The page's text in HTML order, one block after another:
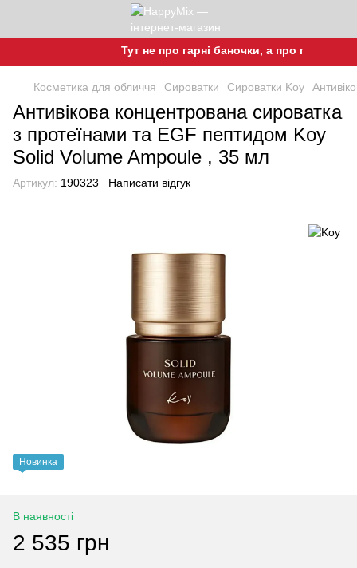
Тут не про гарні баночки, а про гарну шкіру!
Косметика для обличчя Сироватки Сироватки Koy
Антивікова концентрована сироватка
з протеїнами та EGF пептидом Koy
Solid Volume Ampoule , 35 мл
Артикул: 190323 Написати відгук
Новинка
В наявності
2 535 грн